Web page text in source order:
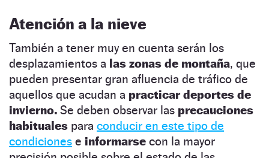
Atención a la nieve
También a tener muy en cuenta serán los
desplazamientos a las zonas de montaña, que
pueden presentar gran afluencia de tráfico de
aquellos que acudan a practicar deportes de
invierno. Se deben observar las precauciones
habituales para conducir en este tipo de
condiciones e informarse con la mayor